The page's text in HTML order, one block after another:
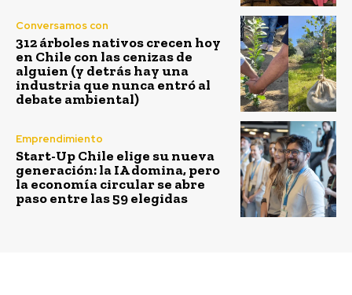
Conversamos con
312 árboles nativos crecen hoy
en Chile con las cenizas de
alguien (y detrás hay una
industria que nunca entró al
debate ambiental)
Emprendimiento
Start-Up Chile elige su nueva
generación: la IA domina, pero
la economía circular se abre
paso entre las 59 elegidas